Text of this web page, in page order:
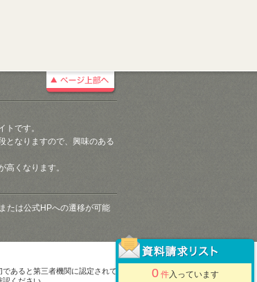
0 件入っています
です。
となりますので、興味のある
くなります。
たは公式HPへの遷移が可能
あると第三者機関に認定されて
ください。